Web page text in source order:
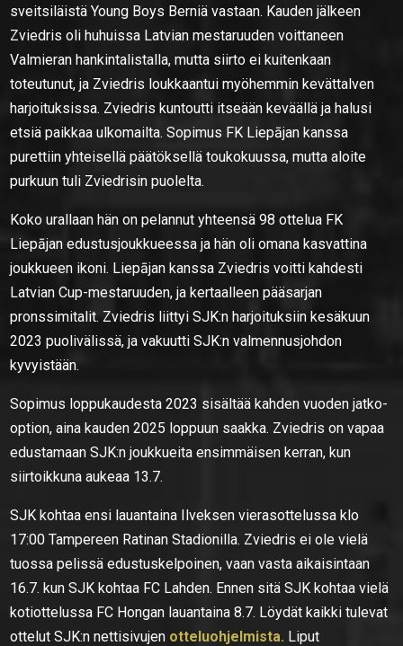
sveitsiläistä Young Boys Berniä vastaan. Kauden jälkeen
Zviedris oli huhuissa Latvian mestaruuden voittaneen
Valmieran hankintalistalla, mutta siirto ei kuitenkaan
toteutunut, ja Zviedris loukkaantui myöhemmin kevättalven
harjoituksissa. Zviedris kuntoutti itseään keväällä ja halusi
etsiä paikkaa ulkomailta. Sopimus FK Liepājan kanssa
purettiin yhteisellä päätöksellä toukokuussa, mutta aloite
purkuun tuli Zviedrisin puolelta.
Koko urallaan hän on pelannut yhteensä 98 ottelua FK
Liepājan edustusjoukkueessa ja hän oli omana kasvattina
joukkueen ikoni. Liepājan kanssa Zviedris voitti kahdesti
Latvian Cup-mestaruuden, ja kertaalleen pääsarjan
pronssimitalit. Zviedris liittyi SJK:n harjoituksiin kesäkuun
2023 puolivälissä, ja vakuutti SJK:n valmennusjohdon
kyvyistään.
Sopimus loppukaudesta 2023 sisältää kahden vuoden jatko-
option, aina kauden 2025 loppuun saakka. Zviedris on vapaa
edustamaan SJK:n joukkueita ensimmäisen kerran, kun
siirtoikkuna aukeaa 13.7.
SJK kohtaa ensi lauantaina Ilveksen vierasottelussa klo
17:00 Tampereen Ratinan Stadionilla. Zviedris ei ole vielä
tuossa pelissä edustuskelpoinen, vaan vasta aikaisintaan
16.7. kun SJK kohtaa FC Lahden. Ennen sitä SJK kohtaa vielä
kotiottelussa FC Hongan lauantaina 8.7. Löydät kaikki tulevat
ottelut SJK:n nettisivujen otteluohjelmista. Liput